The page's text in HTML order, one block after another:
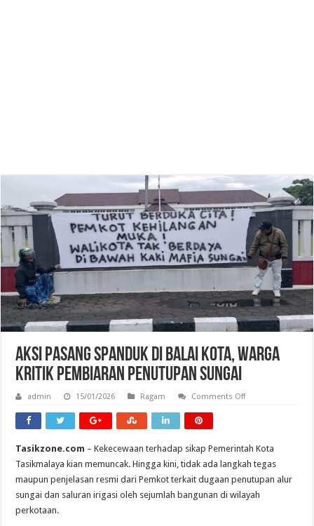
Aksi Pasang Spanduk di Balai Kota, Warga
Kritik Pembiaran Penutupan Sungai
admin 15/01/2026 Ragam Comments Offon
Kota,
Warga
Kritik
Pembiaran
Penutupan
Sungai
Tasikzone.com – Kekecewaan terhadap sikap Pemerintah Kota
Tasikmalaya kian memuncak. Hingga kini, tidak ada langkah tegas
maupun penjelasan resmi dari Pemkot terkait dugaan penutupan alur
sungai dan saluran irigasi oleh sejumlah bangunan di wilayah
perkotaan.